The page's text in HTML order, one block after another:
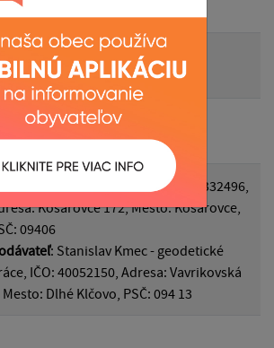
: Obec Košarovce, IČO: 00332496,
Košarovce 172, Mesto: Košarovce,
09406
: Stanislav Kmec - geodetické
IČO: 40052150, Adresa: Vavrikovská
Mesto: Dlhé Klčovo, PSČ: 094 13